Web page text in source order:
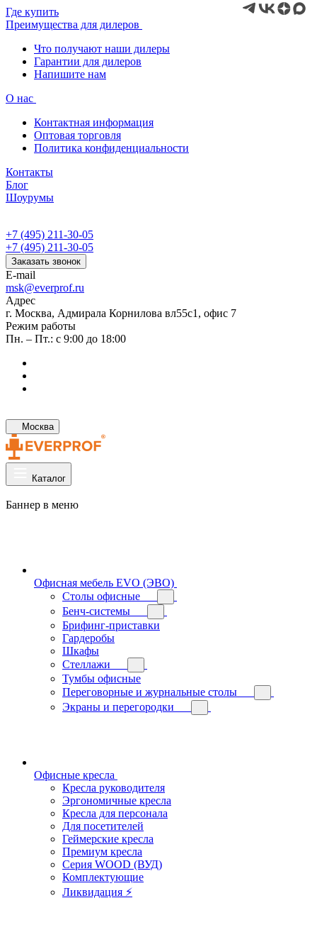
Где купить
Преимущества для дилеров
Что получают наши дилеры
Гарантии для дилеров
Напишите нам
О нас
Контактная информация
Оптовая торговля
Политика конфиденциальности
Контакты
Блог
Шоурумы
+7 (495) 211-30-05
+7 (495) 211-30-05
Заказать звонок
E-mail
msk@everprof.ru
Адрес
г. Москва, Адмирала Корнилова вл55с1, офис 7
Режим работы
Пн. – Пт.: с 9:00 до 18:00
Москва
Каталог
Баннер в меню
Офисная мебель EVO (ЭВО)
Cтолы офисные
Бенч-системы
Брифинг-приставки
Гардеробы
Шкафы
Стеллажи
Тумбы офисные
Переговорные и журнальные столы
Экраны и перегородки
Офисные кресла
Кресла руководителя
Эргономичные кресла
Кресла для персонала
Для посетителей
Геймерские кресла
Премиум кресла
Серия WOOD (ВУД)
Комплектующие
Ликвидация ⚡